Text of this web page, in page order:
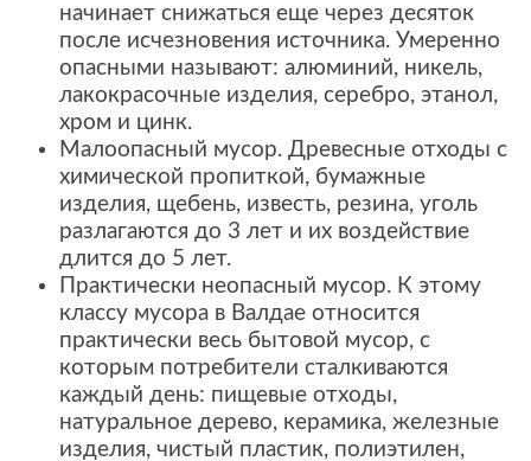
начинает снижаться еще через десяток
после исчезновения источника. Умеренно
опасными называют: алюминий, никель,
лакокрасочные изделия, серебро, этанол,
хром и цинк.
Малоопасный мусор. Древесные отходы с
химической пропиткой, бумажные
изделия, щебень, известь, резина, уголь
разлагаются до 3 лет и их воздействие
длится до 5 лет.
Практически неопасный мусор. К этому
классу мусора в Валдае относится
практически весь бытовой мусор, с
которым потребители сталкиваются
каждый день: пищевые отходы,
натуральное дерево, керамика, железные
изделия, чистый пластик, полиэтилен,